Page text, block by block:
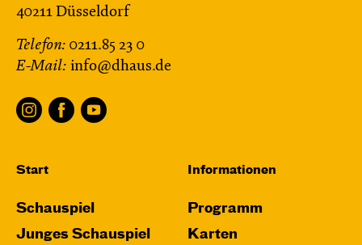
40211 Düsseldorf
Telefon: 0211.85 23 0
E-Mail: info@dhaus.de
Start
Schauspiel
Junges Schauspiel
Informationen
Programm
Karten